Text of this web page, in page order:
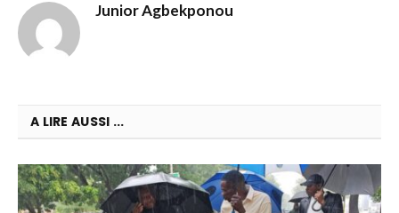
Junior Agbekponou
A LIRE AUSSI ...